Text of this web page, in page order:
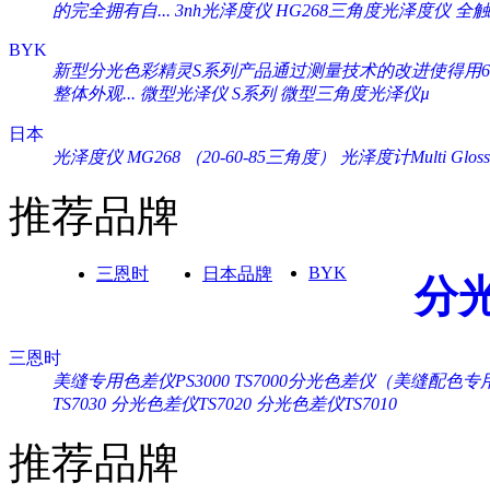
的完全拥有自... 3nh光泽度仪 HG268三角度光泽度仪 全
BYK
新型分光色彩精灵S系列产品通过测量技术的改进使得用
整体外观... 微型光泽仪 S系列 微型三角度光泽仪µ
日本
光泽度仪 MG268 （20-60-85三角度）
光泽度计Multi
推荐品牌
三恩时 日本品牌 BYK 分
三恩时
美缝专用色差仪PS3000 TS7000分光色差仪（美缝配色专
TS7030 分光色差仪TS7020 分光色差仪TS7010
推荐品牌